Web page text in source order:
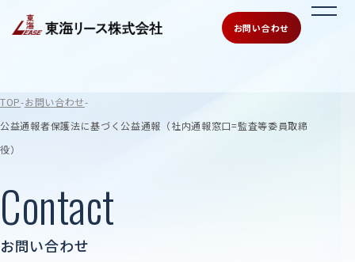
お問い合わせ
TOP お問い合わせ
公益通報者保護法に基づく公益通報（社内通報窓口=監査等委員取締
役）
Contact
お問い合わせ